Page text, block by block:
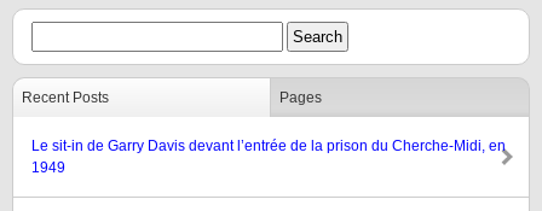
Recent Posts Pages
Le sit-in de Garry Davis devant l’entrée de la prison du Cherche-Midi, en
1949